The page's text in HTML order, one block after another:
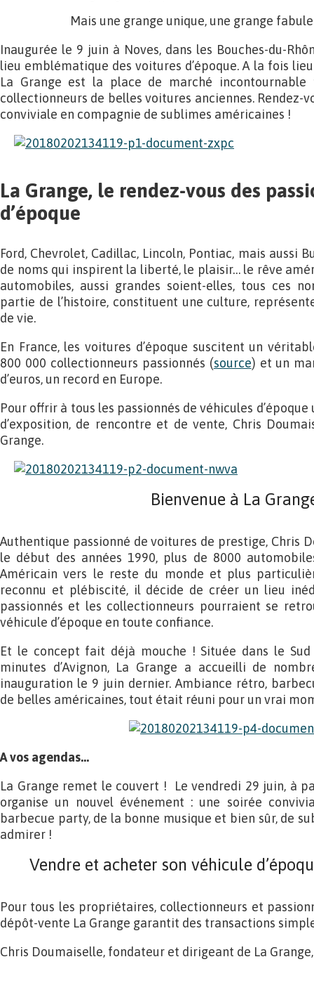
Mais une grange unique, une grange
Inaugurée le 9 juin à Noves, dans les Bouches-du-
lieu emblématique des voitures d’époque. A la fois
La Grange est la place de marché
collectionneurs de belles voitures anciennes. Rendez-
conviviale en compagnie de sublimes américaines !
La Grange, le rendez-vous des
d’époque
Ford, Chevrolet, Cadillac, Lincoln, Pontiac, mais aussi
de noms qui inspirent la liberté, le plaisir… le rêve
automobiles, aussi grandes soient-elles, tous ces
partie de l’histoire, constituent une culture,
de vie.
En France, les voitures d’époque suscitent un
800 000 collectionneurs passionnés (source) et un
d’euros, un record en Europe.
Pour offrir à tous les passionnés de véhicules
d’exposition, de rencontre et de vente, Chris
Grange.
Bienvenue à La
Authentique passionné de voitures de prestige, Chris
le début des années 1990, plus de 8000
Américain vers le reste du monde et plus
reconnu et plébiscité, il décide de créer un lieu
passionnés et les collectionneurs pourraient se
véhicule d’époque en toute confiance.
Et le concept fait déjà mouche ! Située dans le
minutes d’Avignon, La Grange a accueilli de
inauguration le 9 juin dernier. Ambiance rétro,
de belles américaines, tout était réuni pour un vrai
A vos agendas…
La Grange remet le couvert ! Le vendredi 29 juin, à
organise un nouvel événement : une soirée
barbecue party, de la bonne musique et bien sûr, de
admirer !
Vendre et acheter son véhicule
Pour tous les propriétaires, collectionneurs et
dépôt-vente La Grange garantit des transactions
Chris Doumaiselle, fondateur et dirigeant de La